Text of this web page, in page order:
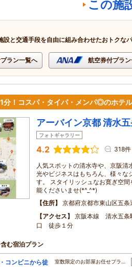
この施
設と交通手段を自由に組み合わせたおトクな
ラン一覧へ 航空券付プラ
分！コスパ・タイパ・メンパ◎のホテ
アーバイン京都 清水
フォトギャラリー
4.2 318件
人気スポットの清水寺や、京阪清
光やビジネスはもちろん、様々な
す。 スタイリッシュなお寛ぎ空
能くださいませ(*^_^*)
住所
京都府京都市東山区五
アクセス
京阪本線 清水五
口 徒歩１分
む宿泊プラン
コンビニから徒
室数限定のお部屋お任せプラ…